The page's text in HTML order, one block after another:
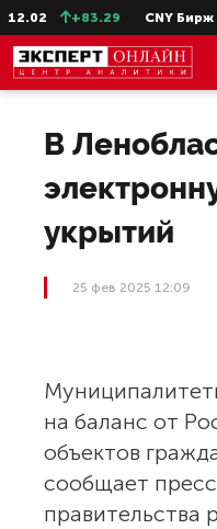
+83.29 CNY Бирж
В
укрытий
25 фев 2025 12:09
на баланс от
объектов
сообщает
правительства